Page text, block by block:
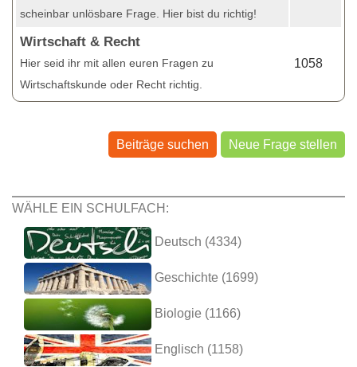
scheinbar unlösbare Frage. Hier bist du richtig!
Wirtschaft & Recht
Hier seid ihr mit allen euren Fragen zu
Wirtschaftskunde oder Recht richtig.
1058
Neue Frage stellen
Beiträge suchen
WÄHLE EIN SCHULFACH:
Deutsch (4334)
Geschichte (1699)
Biologie (1166)
Englisch (1158)